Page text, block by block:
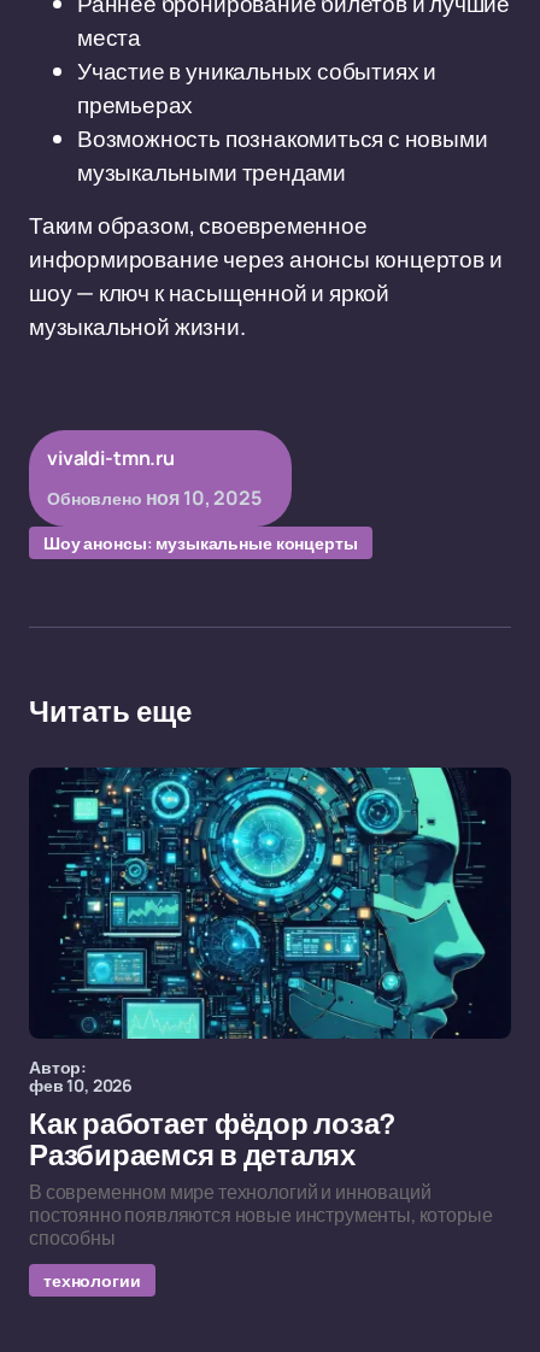
места
Участие в уникальных событиях и
премьерах
Возможность познакомиться с новыми
музыкальными трендами
Таким образом, своевременное
информирование через анонсы концертов и
шоу — ключ к насыщенной и яркой
музыкальной жизни.
vivaldi-tmn.ru
Обновлено ноя 10, 2025
Шоу анонсы: музыкальные концерты
Читать еще
Автор:
фев 10, 2026
Как работает фёдор лоза?
Разбираемся в деталях
В современном мире технологий и инноваций
постоянно появляются новые инструменты, которые
способны
технологии